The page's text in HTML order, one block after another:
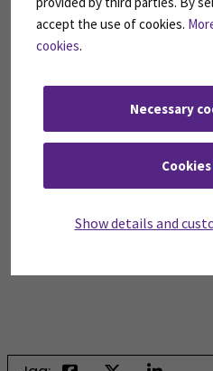
accept the use of cookies.
cookies.
Necessary
Show details and
Lisätiedot:
Heikki Rasku, yksikön johtaja
8300345
Pertti Kinnunen, Etelä-
toimitusjohtaja, puh. 040-